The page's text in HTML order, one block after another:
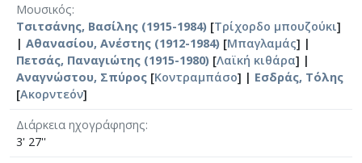
Μουσικός
Τσιτσάνης, Βασίλης (1915-1984) [Τρίχορδο μπουζούκι]
| Αθανασίου, Ανέστης (1912-1984) [Μπαγλαμάς] |
Πετσάς, Παναγιώτης (1915-1980) [Λαϊκή κιθάρα] |
Αναγνώστου, Σπύρος [Κοντραμπάσο] | Εσδράς, Τόλης
[Ακορντεόν]
Διάρκεια ηχογράφησης
3' 27''